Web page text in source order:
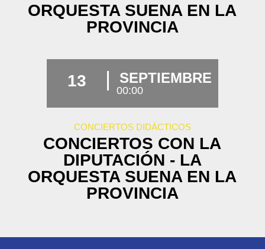
ORQUESTA SUENA EN LA
PROVINCIA
13 SEPTIEMBRE
00:00
CONCIERTOS DIDÁCTICOS
CONCIERTOS CON LA
DIPUTACIÓN - LA
ORQUESTA SUENA EN LA
PROVINCIA